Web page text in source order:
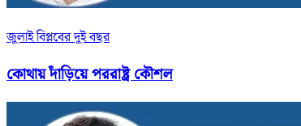
জুলাই বিপ্লবের দুই বছর
কোথায় দাঁড়িয়ে পররাষ্ট্র কৌশল